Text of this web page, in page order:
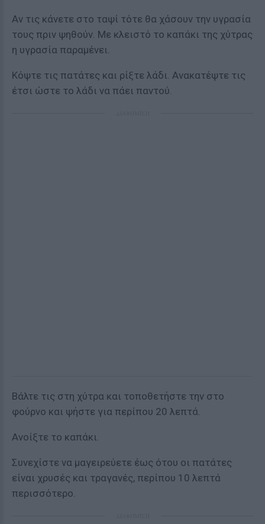
Αν τις κάνετε στο ταψί τότε θα χάσουν την υγρασία
τους πριν ψηθούν. Με κλειστό το καπάκι της χύτρας
η υγρασία παραμένει.
Κόψτε τις πατάτες και ρίξτε λάδι. Ανακατέψτε τις
έτσι ώστε το λάδι να πάει παντού.
Βάλτε τις στη χύτρα και τοποθετήστε την στο
φούρνο και ψήστε για περίπου 20 λεπτά.
Ανοίξτε το καπάκι.
Συνεχίστε να μαγειρεύετε έως ότου οι πατάτες
είναι χρυσές και τραγανές, περίπου 10 λεπτά
περισσότερο.